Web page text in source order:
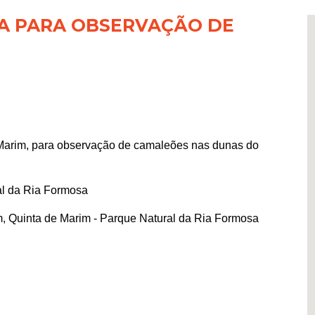
PARA OBSERVAÇÃO DE
para observação de camaleões nas dunas do
da Ria Formosa
de Marim - Parque Natural da Ria Formosa